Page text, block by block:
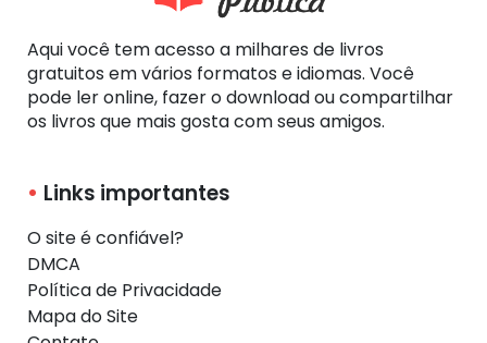
Aqui você tem acesso a milhares de livros
gratuitos em vários formatos e idiomas. Você
pode ler online, fazer o download ou compartilhar
os livros que mais gosta com seus amigos.
Links importantes
O site é confiável?
DMCA
Política de Privacidade
Mapa do Site